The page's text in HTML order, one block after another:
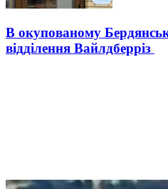
В окупованому
відділення Вайлдберріз